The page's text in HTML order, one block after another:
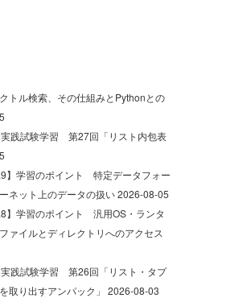
トル検索、その仕組みとPythonとの
践試験学習 第27回「リスト内包表
】学習のポイント 特定データフォー
ネット上のデータの扱い2026-08-05
】学習のポイント 汎用OS・ランタ
ァイルとディレクトリへのアクセス
践試験学習 第26回「リスト・タプ
取り出すアンパック」 2026-08-03